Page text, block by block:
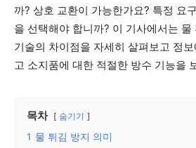
까? 상호 교환이 가능한가요? 특정 요
을 선택해야 합니까? 이 기사에서는
기술의 차이점을 자세히 살펴보고 정
고 소지품에 대한 적절한 방수 기능을
목차 숨기기
1 물 튀김 방지 의미